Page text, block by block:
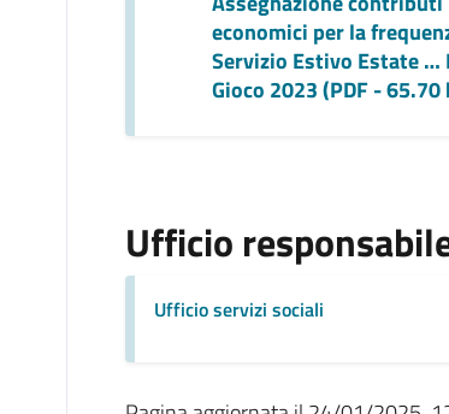
economici per la
Servizio Estivo Estate …
Gioco 2023 (PDF - 65.70
Ufficio
Ufficio servizi sociali